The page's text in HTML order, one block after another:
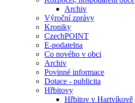
Archiv
Výroční zprávy
Kroniky
CzechPOINT
E-podatelna
Co nového v obci
Archiv
Povinné informace
Dotace - publicita
Hřbitovy
Hřbitov v Hartvíkově